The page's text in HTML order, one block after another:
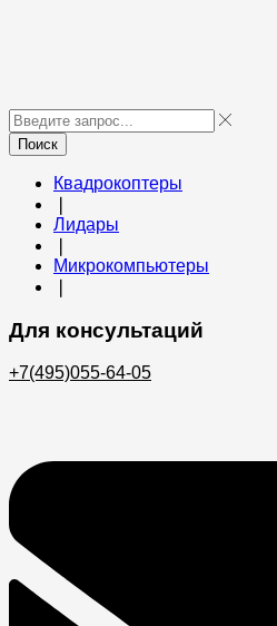
Поиск
Квадрокоптеры
Лидары
Микрокомпьютеры
Для консультаций
+7(495)055-64-05